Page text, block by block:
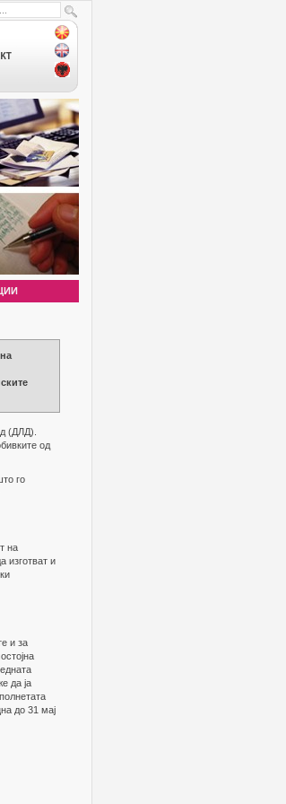
(ДЛД).
од
го
на
изготват и
и за
да ја
до 31 мај